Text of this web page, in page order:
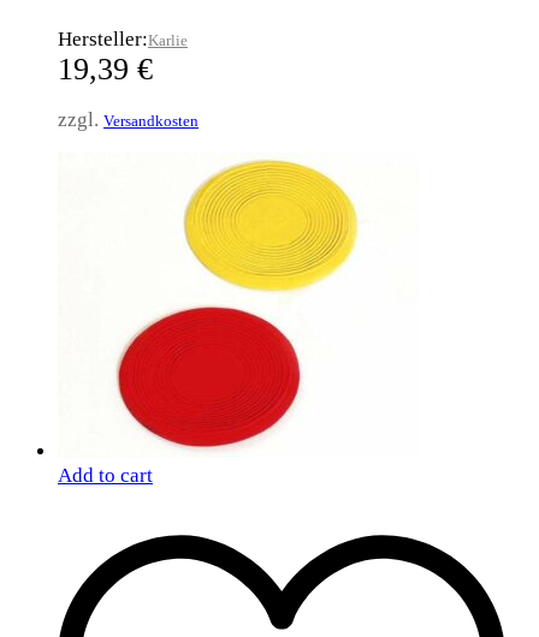
Hersteller:Karlie
19,39 €
zzgl. Versandkosten
Add to cart